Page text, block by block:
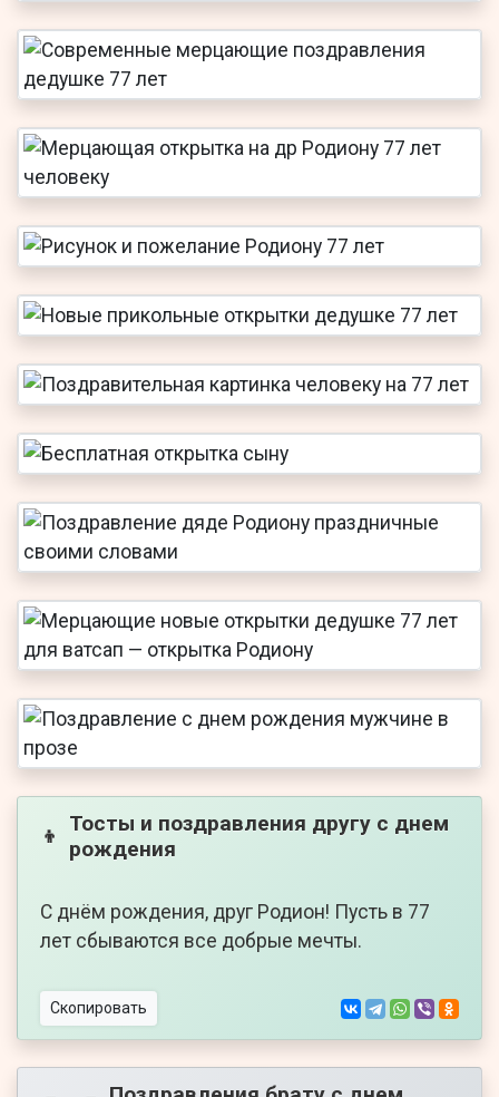
👦
Тосты и поздравления другу с днем
рождения
С днём рождения, друг Родион! Пусть в 77
лет сбываются все добрые мечты.
Скопировать